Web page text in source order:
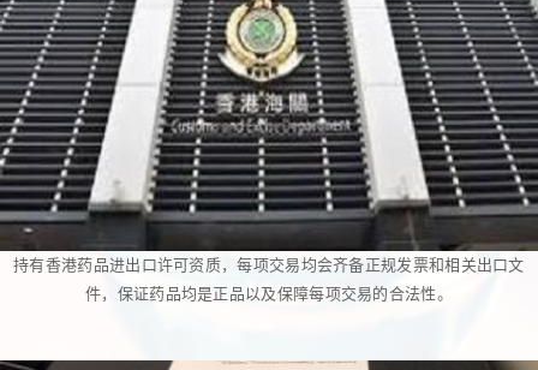
持有香港药品进出口许可资质，每项交易均会齐备正规发票和相关出口文
件，保证药品均是正品以及保障每项交易的合法性。